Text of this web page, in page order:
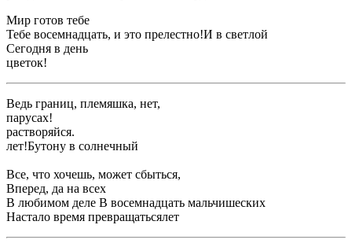
​Мир готов тебе ​
​Тебе восемнадцать, и это прелестно!​И в светлой ​
​Сегодня в день ​
​цветок!​
​Ведь границ, племяшка, нет,​
​парусах!​
​растворяйся.​
​лет!​Бутону в солнечный ​
​Все, что хочешь, может сбыться,​
​Вперед, да на всех ​
​В любимом деле ​В восемнадцать мальчишеских ​
​Настало время превращаться​лет​